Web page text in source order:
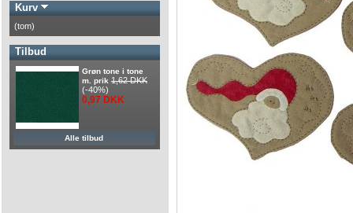
Kurv
(tom)
Tilbud
Grøn tone i tone
m. prik 1,62 DKK
(-40%)
0,97 DKK
Alle tilbud